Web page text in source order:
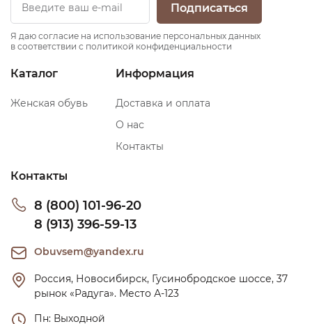
Подписаться
Я даю согласие на использование персональных данных
в соответствии с политикой конфиденциальности
Каталог
Женская обувь
Информация
Доставка и оплата
О нас
Контакты
Контакты
8 (800) 101-96-20
8 (913) 396-59-13
Obuvsem@yandex.ru
Россия, Новосибирск, Гусинобродское шоссе, 37
рынок «Радуга». Место А-123
Пн: Выходной